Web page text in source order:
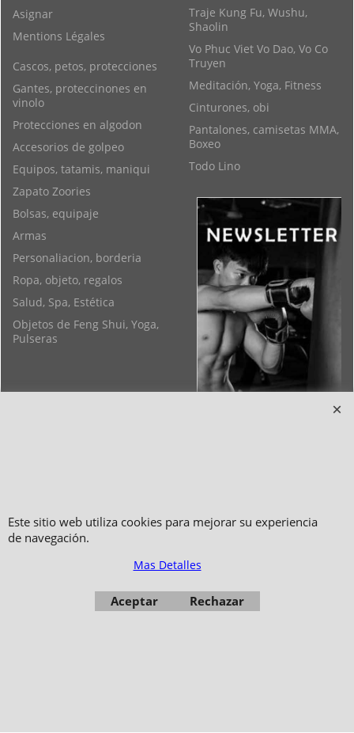
Asignar
Mentions Légales
Traje Kung Fu, Wushu,
Shaolin
Vo Phuc Viet Vo Dao, Vo Co
Truyen
Meditación, Yoga, Fitness
Cinturones, obi
Pantalones, camisetas MMA,
Boxeo
Todo Lino
Cascos, petos, protecciones
Gantes, proteccinones en
vinolo
Protecciones en algodon
Accesorios de golpeo
Equipos, tatamis, maniqui
Zapato Zoories
Bolsas, equipaje
Armas
Personaliacion, borderia
Ropa, objeto, regalos
Salud, Spa, Estética
Objetos de Feng Shui, Yoga,
Pulseras
marciales
51, avenue du Palais des Expositions 66000 Perpignan
- FRANCIA -
Este sitio web utiliza cookies para mejorar su experiencia
de navegación.
Mas Detalles
Aceptar Rechazar